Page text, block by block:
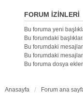
FORUM IZINLERI
Bu foruma yeni
Bu forumdaki
Bu forumdaki
Bu forumdaki
Bu foruma dosya
Anasayfa Forum ana